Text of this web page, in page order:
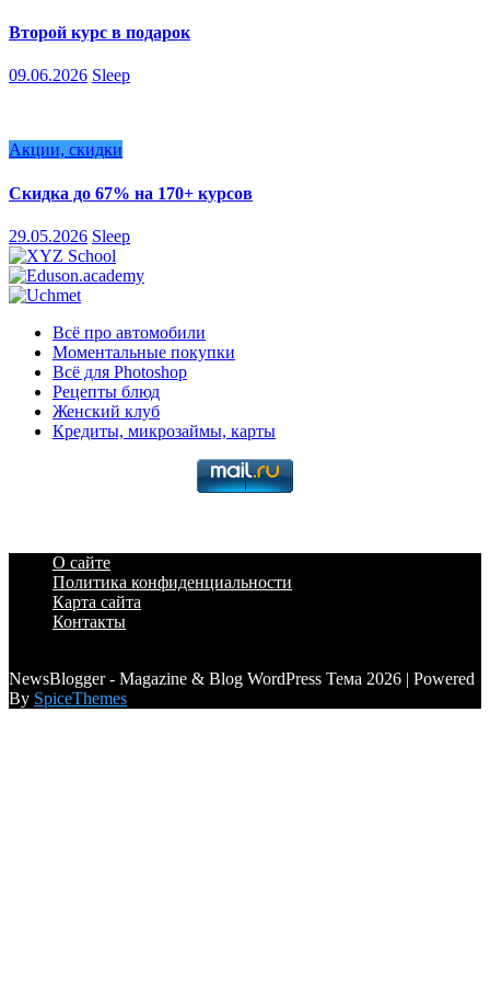
Второй курс в подарок
09.06.2026 Sleep
Акции, скидки
Скидка до 67% на 170+ курсов
29.05.2026 Sleep
Всё про автомобили
Моментальные покупки
Всё для Photoshop
Рецепты блюд
Женский клуб
Кредиты, микрозаймы, карты
О сайте
Политика конфиденциальности
Карта сайта
Контакты
NewsBlogger - Magazine & Blog WordPress Тема 2026 | Powered
By SpiceThemes